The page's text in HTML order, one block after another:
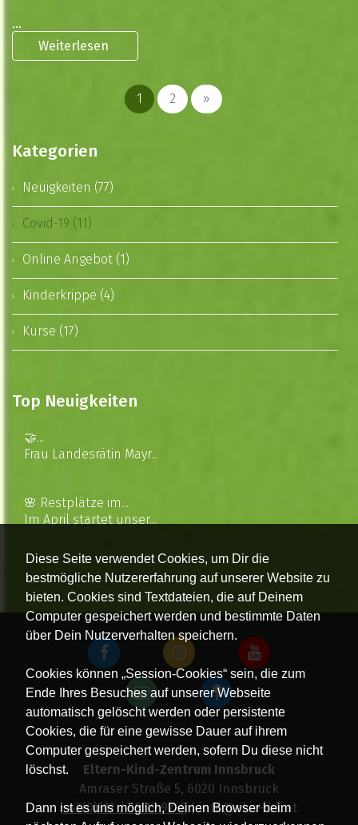
Diese Seite verwendet Cookies, um Dir die
bestmögliche Nutzererfahrung auf unserer Website zu
bieten. Cookies sind Textdateien, die auf Deinem
Computer gespeichert werden und bestimmte Daten
über Dein Nutzerverhalten speichern.
Cookies können „Session-Cookies“ sein, die zum
Ende Ihres Besuches auf unserer Webseite
automatisch gelöscht werden oder persistente
Cookies, die für eine gewisse Dauer auf ihrem
Computer gespeichert werden, sofern Du diese nicht
löschst.
Dann ist es uns möglich, Deinen Browser beim
...
Weiterlesen
1 2 »
Kategorien
Neuigkeiten (77)
Covid-19 (11)
Online Angebot (1)
Kinderkrippe (4)
Kurse (17)
Top Neuigkeiten
🤝...
Frau Landesrätin Mayr...
🌸 Restplätze im...
Im April startet unser...
Eltern-Kind-Zentrum Innsbruck
Amraser Straße 5, 6020 Innsbruck
+43(0)512 / 58 19 97-0| info@ekiz-ibk.at